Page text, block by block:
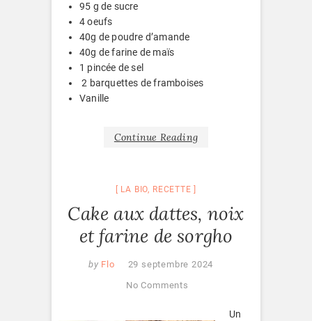
95 g de sucre
4 oeufs
40g de poudre d’amande
40g de farine de maïs
1 pincée de sel
2 barquettes de framboises
Vanille
Continue Reading
LA BIO, RECETTE
Cake aux dattes, noix
et farine de sorgho
by Flo
29 septembre 2024
No Comments
Un